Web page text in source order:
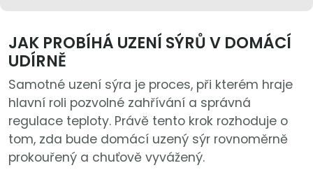
JAK PROBÍHÁ UZENÍ SÝRŮ V DOMÁCÍ
UDÍRNĚ
Samotné uzení sýra je proces, při kterém hraje
hlavní roli pozvolné zahřívání a správná
regulace teploty. Právě tento krok rozhoduje o
tom, zda bude domácí uzený sýr rovnoměrně
prokouřený a chuťově vyvážený.